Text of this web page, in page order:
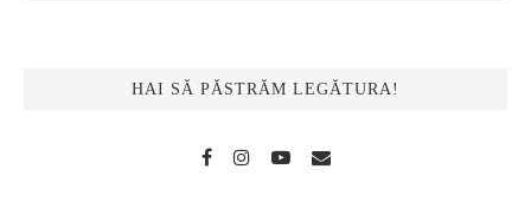
HAI SĂ PĂSTRĂM LEGĂTURA!